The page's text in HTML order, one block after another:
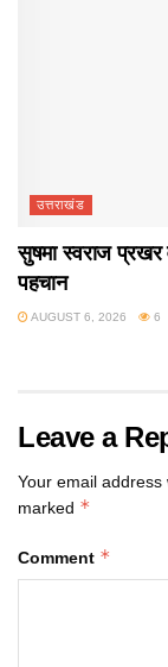
उत्तराखंड
सुषमा स्वराज
पहचान
AUGUST 6, 2026 6
Leave a
Your email
marked *
Comment *